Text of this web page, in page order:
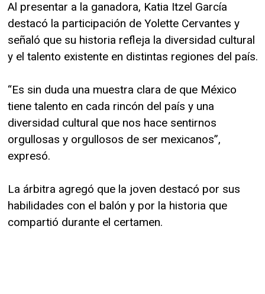
Al presentar a la ganadora, Katia Itzel García
destacó la participación de Yolette Cervantes y
señaló que su historia refleja la diversidad cultural
y el talento existente en distintas regiones del país.
“Es sin duda una muestra clara de que México
tiene talento en cada rincón del país y una
diversidad cultural que nos hace sentirnos
orgullosas y orgullosos de ser mexicanos”,
expresó.
La árbitra agregó que la joven destacó por sus
habilidades con el balón y por la historia que
compartió durante el certamen.